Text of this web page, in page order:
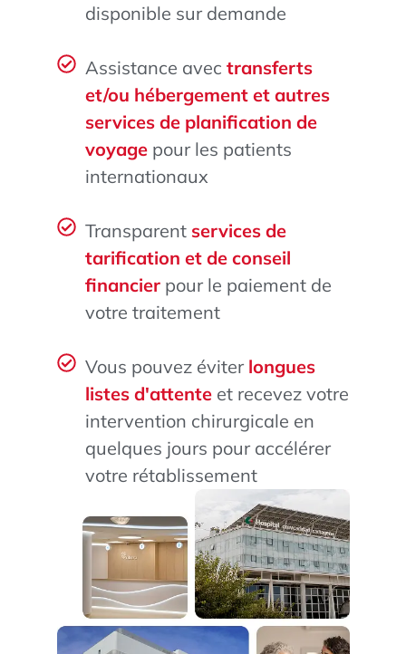
disponible sur demande
Assistance avec transferts
et/ou hébergement et autres
services de planification de
voyagepour les patients
internationaux
Transparent services de
tarification et de conseil
financierpour le paiement de
votre traitement
Vous pouvez éviter longues
listes d'attenteet recevez votre
intervention chirurgicale en
quelques jours pour accélérer
votre rétablissement